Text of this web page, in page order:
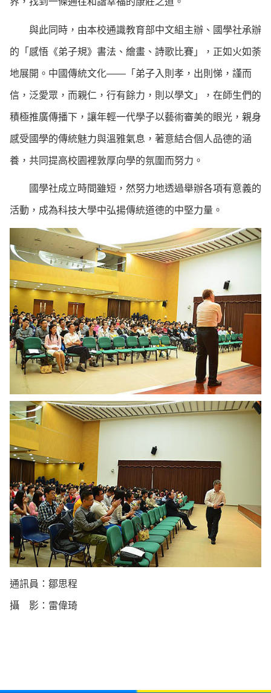
與此同時，由本校通識教育部中文組主辦、國學社承辦
的「感悟《弟子規》書法、繪畫、詩歌比賽」，正如火如荼
地展開。中國傳統文化——「弟子入則孝，出則悌，謹而
信，泛愛眾，而親仁，行有餘力，則以學文」，在師生們的
積極推廣傳播下，讓年輕一代學子以藝術審美的眼光，親身
感受國學的傳統魅力與溫雅氣息，著意結合個人品德的涵
養，共同提高校園裡敦厚向學的氛圍而努力。
國學社成立時間雖短，然努力地透過舉辦各項有意義的
活動，成為科技大學中弘揚傳統道德的中堅力量。
通訊員：鄒思程
攝 影：雷偉琦